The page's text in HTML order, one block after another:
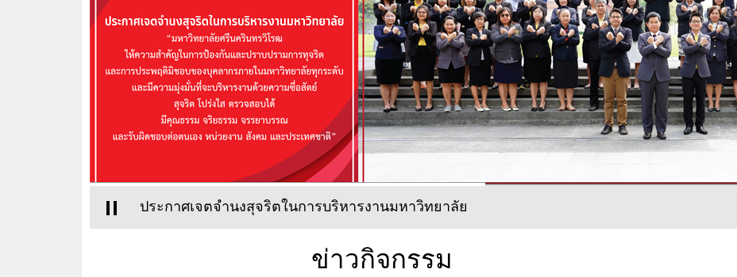
ประกาศเจตจำนงสุจริตในการบริหารงานมหาวิทยาลัย
ข่าวกิจกรรม